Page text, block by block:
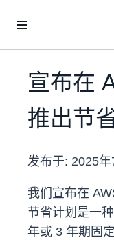
宣布在
推出节
发布于: 2025年
我们宣布在
节省计划是一
年或 3 年期固